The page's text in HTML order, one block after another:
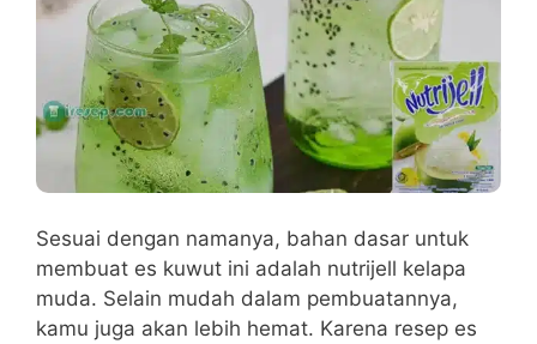
Sesuai dengan namanya, bahan dasar untuk
membuat es kuwut ini adalah nutrijell kelapa
muda. Selain mudah dalam pembuatannya,
kamu juga akan lebih hemat. Karena resep es